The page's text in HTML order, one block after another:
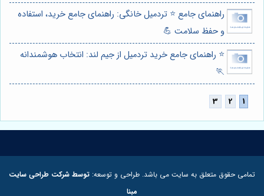
راهنمای جامع ⭐️ تردمیل خانگی: راهنمای جامع خرید، استفاده
و حفظ سلامت 💪
⭐️ راهنمای جامع خرید تردمیل از جیم لند: انتخاب هوشمندانه
🏃
تمامی حقوق متعلق به سایت می باشد. طراحی و توسعه: توسط شرکت طراحی سایت
مبنا